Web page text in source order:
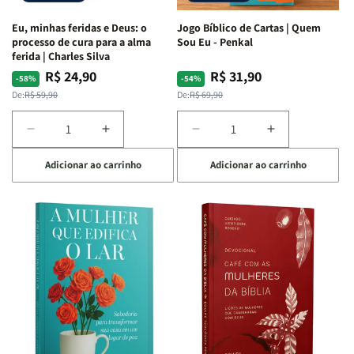
Espirituais
|
Estela
Espirituais
|
Eu, minhas feridas e Deus: o
processo de cura para a alma
ferida | Charles Silva
-58%
Preço
normal
De:R$ 59,90
Preço
promocional
R$ 24,90
Diminuir
a
quantidade
de
Eu,
minhas
feridas
e
Deus:
o
processo
de
cura
Aumentar
a
quantidade
de
Eu,
minhas
feridas
e
Deus:
o
processo
de
cura
Adicionar ao carrinho
Jogo Bíblico de Cartas | Quem
Sou Eu - Penkal
-54%
Preço
normal
De:R$ 69,90
Preço
promocional
R$ 31,90
Diminuir
a
quantidade
de
Jogo
Bíblico
de
Cartas
Quem
Sou
Eu
Aumentar
a
quantidade
de
Jogo
Bíblico
Cartas
|
Quem
Sou
Eu
-
Adicionar ao carrinho